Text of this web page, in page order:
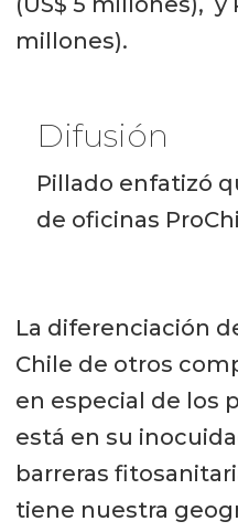
millones).
Difusión
Pillado enfatizó
de oficinas
realizaron
prensa como
de mailingy
presencia de la
chilena,
en el
de las
La diferenciación
Chile de otros
en especial de los
está en su
barreras
tiene nuestra